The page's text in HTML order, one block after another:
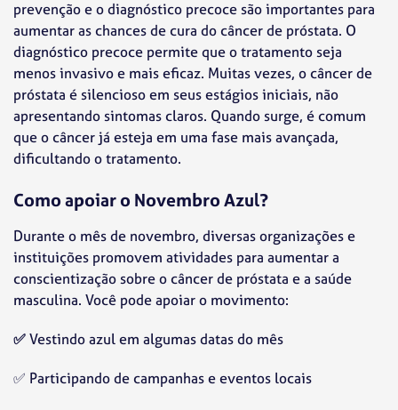
prevenção e o diagnóstico precoce são importantes para
aumentar as chances de cura do câncer de próstata. O
diagnóstico precoce permite que o tratamento seja
menos invasivo e mais eficaz. Muitas vezes, o câncer de
próstata é silencioso em seus estágios iniciais, não
apresentando sintomas claros. Quando surge, é comum
que o câncer já esteja em uma fase mais avançada,
dificultando o tratamento.
Como apoiar o Novembro Azul?
Durante o mês de novembro, diversas organizações e
instituições promovem atividades para aumentar a
conscientização sobre o câncer de próstata e a saúde
masculina. Você pode apoiar o movimento:
✅Vestindo azul em algumas datas do mês
✅ Participando de campanhas e eventos locais